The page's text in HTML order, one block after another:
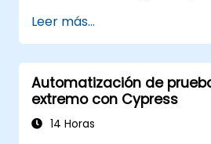
familiarizarse con los
prueba.
Leer más...
Automatización de
extremo con Cypress
14 Horas